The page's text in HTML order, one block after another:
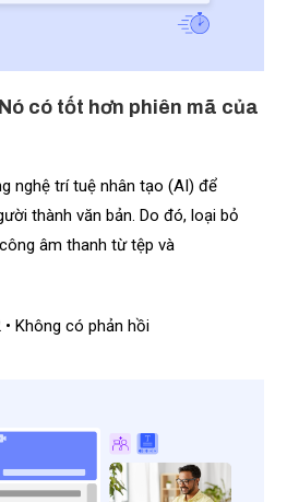
có tốt hơn phiên mã của
nghệ trí tuệ nhân tạo (AI) để
thành văn bản. Do đó, loại bỏ
âm thanh từ tệp và
Không có phản hồi